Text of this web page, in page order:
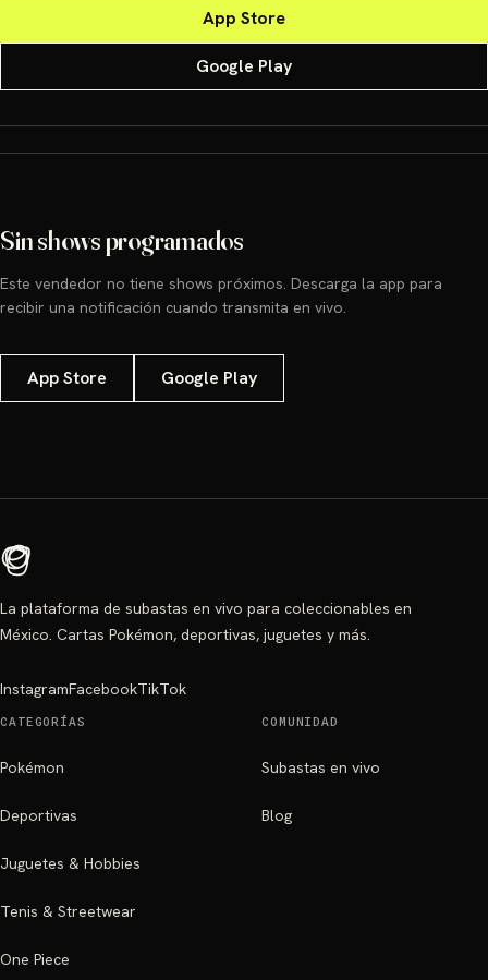
App Store
Google Play
Sin shows programados
Este vendedor no tiene shows próximos. Descarga la app para
recibir una notificación cuando transmita en vivo.
App Store Google Play
La plataforma de subastas en vivo para coleccionables en
México. Cartas Pokémon, deportivas, juguetes y más.
InstagramFacebookTikTok
CATEGORÍAS
Pokémon
Deportivas
Juguetes & Hobbies
Tenis & Streetwear
One Piece
COMUNIDAD
Subastas en vivo
Blog